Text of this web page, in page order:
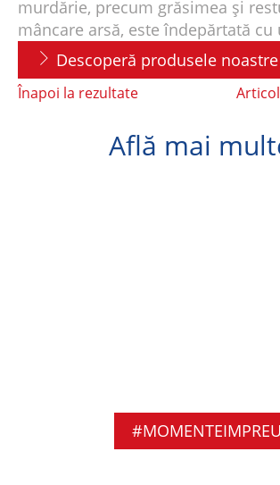
murdărie, precum grăsimea și
mâncare arsă, este îndepărtată cu
Descoperă produsele noastre
Înapoi la rezultate
Află mai